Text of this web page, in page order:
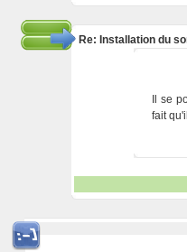
Re: Installation du
Il se
fait